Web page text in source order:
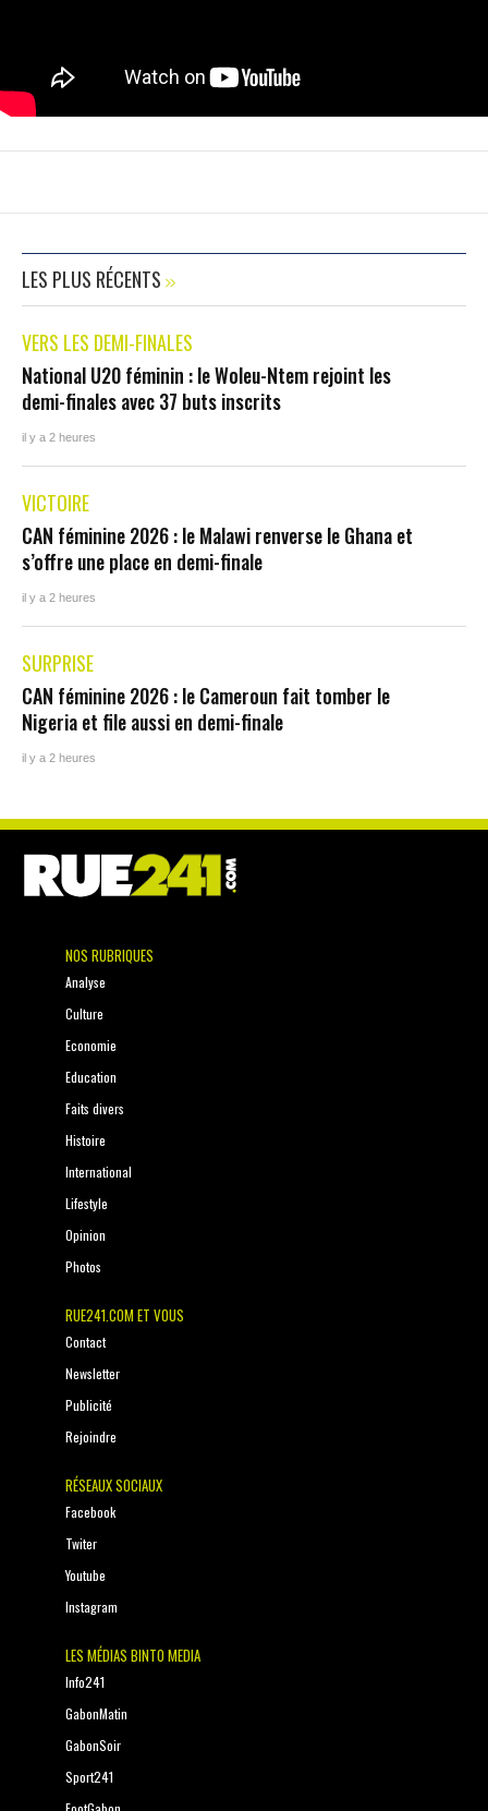
LES PLUS RÉCENTS
VERS LES DEMI-FINALES
National U20 féminin : le Woleu-Ntem rejoint les
demi-finales avec 37 buts inscrits
il y a 2 heures
VICTOIRE
CAN féminine 2026 : le Malawi renverse le Ghana et
s’offre une place en demi-finale
il y a 2 heures
SURPRISE
CAN féminine 2026 : le Cameroun fait tomber le
Nigeria et file aussi en demi-finale
il y a 2 heures
NOS RUBRIQUES
Analyse
Culture
Economie
Education
Faits divers
Histoire
International
Lifestyle
Opinion
Photos
RUE241.COM ET VOUS
Contact
Newsletter
Publicité
Rejoindre
RÉSEAUX SOCIAUX
Facebook
Twiter
Youtube
Instagram
LES MÉDIAS BINTO MEDIA
Info241
GabonMatin
GabonSoir
Sport241